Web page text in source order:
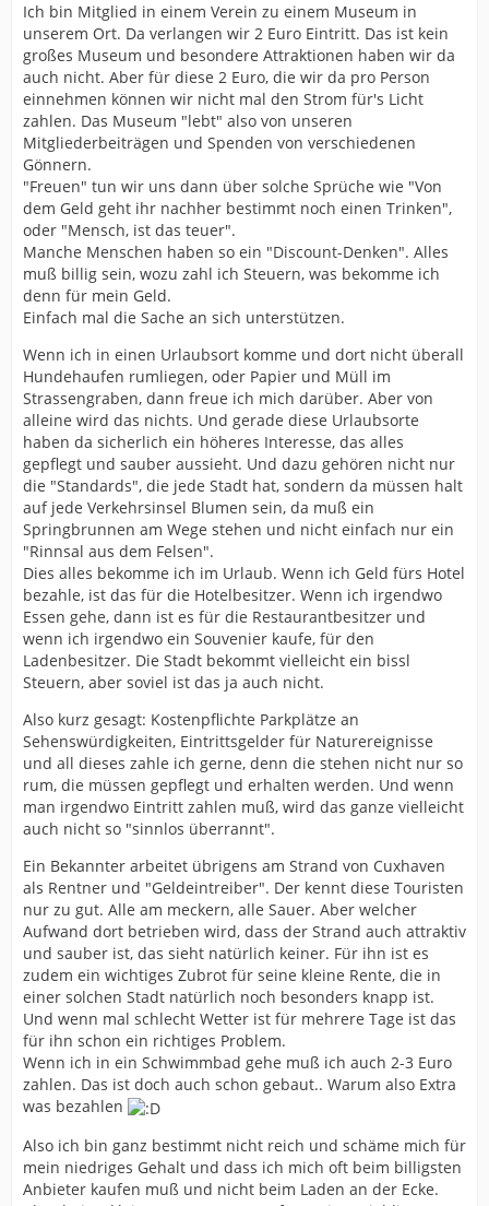
Ich bin Mitglied in einem Verein zu einem Museum in
unserem Ort. Da verlangen wir 2 Euro Eintritt. Das ist kein
großes Museum und besondere Attraktionen haben wir da
auch nicht. Aber für diese 2 Euro, die wir da pro Person
einnehmen können wir nicht mal den Strom für's Licht
zahlen. Das Museum "lebt" also von unseren
Mitgliederbeiträgen und Spenden von verschiedenen
Gönnern.
"Freuen" tun wir uns dann über solche Sprüche wie "Von
dem Geld geht ihr nachher bestimmt noch einen Trinken",
oder "Mensch, ist das teuer".
Manche Menschen haben so ein "Discount-Denken". Alles
muß billig sein, wozu zahl ich Steuern, was bekomme ich
denn für mein Geld.
Einfach mal die Sache an sich unterstützen.
Wenn ich in einen Urlaubsort komme und dort nicht überall
Hundehaufen rumliegen, oder Papier und Müll im
Strassengraben, dann freue ich mich darüber. Aber von
alleine wird das nichts. Und gerade diese Urlaubsorte
haben da sicherlich ein höheres Interesse, das alles
gepflegt und sauber aussieht. Und dazu gehören nicht nur
die "Standards", die jede Stadt hat, sondern da müssen halt
auf jede Verkehrsinsel Blumen sein, da muß ein
Springbrunnen am Wege stehen und nicht einfach nur ein
"Rinnsal aus dem Felsen".
Dies alles bekomme ich im Urlaub. Wenn ich Geld fürs Hotel
bezahle, ist das für die Hotelbesitzer. Wenn ich irgendwo
Essen gehe, dann ist es für die Restaurantbesitzer und
wenn ich irgendwo ein Souvenier kaufe, für den
Ladenbesitzer. Die Stadt bekommt vielleicht ein bissl
Steuern, aber soviel ist das ja auch nicht.
Also kurz gesagt: Kostenpflichte Parkplätze an
Sehenswürdigkeiten, Eintrittsgelder für Naturereignisse
und all dieses zahle ich gerne, denn die stehen nicht nur so
rum, die müssen gepflegt und erhalten werden. Und wenn
man irgendwo Eintritt zahlen muß, wird das ganze vielleicht
auch nicht so "sinnlos überrannt".
Ein Bekannter arbeitet übrigens am Strand von Cuxhaven
als Rentner und "Geldeintreiber". Der kennt diese Touristen
nur zu gut. Alle am meckern, alle Sauer. Aber welcher
Aufwand dort betrieben wird, dass der Strand auch attraktiv
und sauber ist, das sieht natürlich keiner. Für ihn ist es
zudem ein wichtiges Zubrot für seine kleine Rente, die in
einer solchen Stadt natürlich noch besonders knapp ist.
Und wenn mal schlecht Wetter ist für mehrere Tage ist das
für ihn schon ein richtiges Problem.
Wenn ich in ein Schwimmbad gehe muß ich auch 2-3 Euro
zahlen. Das ist doch auch schon gebaut.. Warum also Extra
was bezahlen
Also ich bin ganz bestimmt nicht reich und schäme mich für
mein niedriges Gehalt und dass ich mich oft beim billigsten
Anbieter kaufen muß und nicht beim Laden an der Ecke.